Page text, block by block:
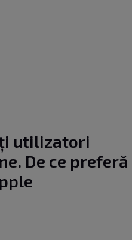
utilizatori
De ce preferă